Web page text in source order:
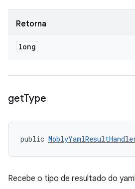
Retorna
long
getType
public
Recebe o tipo de resultado do